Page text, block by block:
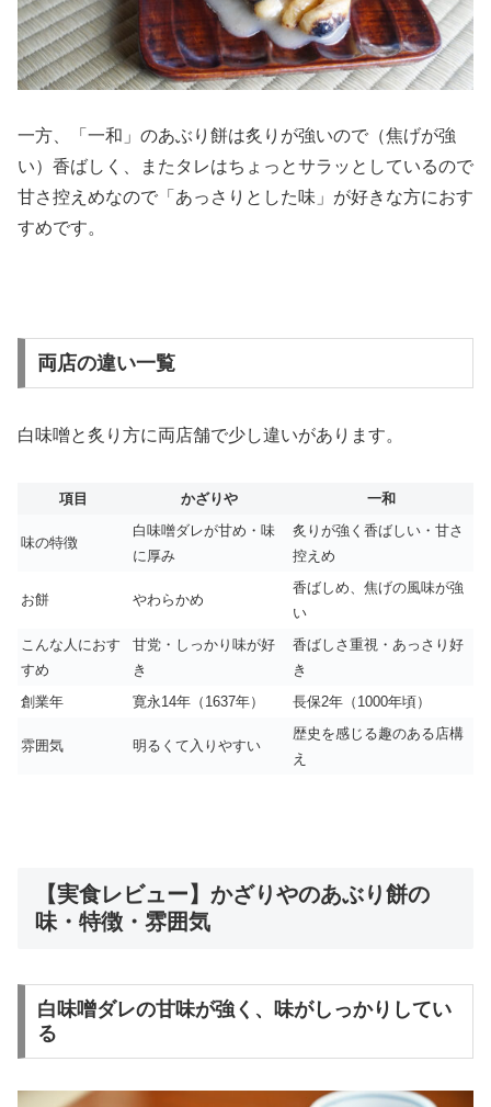
一方、「一和」のあぶり餅は炙りが強いので（焦げが強
い）香ばしく、またタレはちょっとサラッとしているので
甘さ控えめなので「あっさりとした味」が好きな方におす
すめです。
両店の違い一覧
白味噌と炙り方に両店舗で少し違いがあります。
項目 かざりや 一和
味の特徴
白味噌ダレが甘め・味
に厚み
炙りが強く香ばしい・甘さ
控えめ
お餅 やわらかめ
香ばしめ、焦げの風味が強
い
こんな人におす
すめ
甘党・しっかり味が好
き
香ばしさ重視・あっさり好
き
創業年
寛永14年（1637年） 長保2年（1000年頃）
雰囲気 明るくて入りやすい
歴史を感じる趣のある店構
え
【実食レビュー】かざりやのあぶり餅の
味・特徴・雰囲気
白味噌ダレの甘味が強く、味がしっかりしてい
る